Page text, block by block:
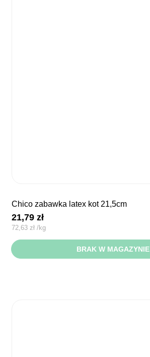
chico zabawka latex kot 21,5cm
21,79zł
72,63 zł /kg
BRAK W MAGAZYNIE